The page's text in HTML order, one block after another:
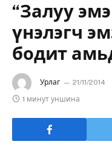
“Залуу
үнэлэгч
бодит
Урлаг 21/11/2014
1 минут уншина